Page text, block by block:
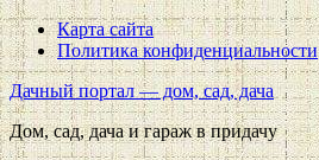
Карта сайта
Политика конфиденциальности
Дачный портал — дом, сад, дача
Дом, сад, дача и гараж в придачу